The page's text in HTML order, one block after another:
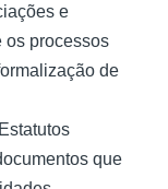
e
os processos
de
que